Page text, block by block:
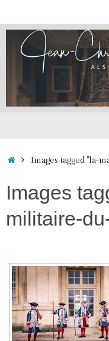
au
contenu
Accueil
Images tagged "la-
Images
militaire-